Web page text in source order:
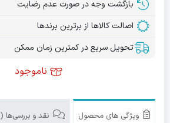
بازگشت وجه در صورت عدم رضایت
اصالت کالاها از برترین برندها
تحویل سریع در کمترین زمان ممکن
ناموجود
ویژگی های محصول نقد و بررسی‌ها (0)